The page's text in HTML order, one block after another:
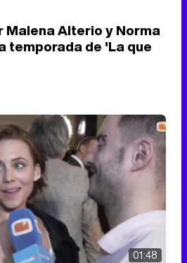
Malena Alterio y Norma
temporada de 'La que
01:48